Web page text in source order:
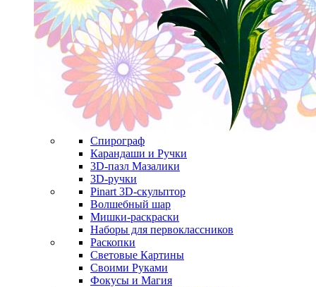
Спирограф
Карандаши и Ручки
3D-пазл Мазалики
3D-ручки
Pinart 3D-скульптор
Волшебный шар
Мишки-раскраски
Наборы для первоклассников
Раскопки
Световые Картины
Своими Руками
Фокусы и Магия